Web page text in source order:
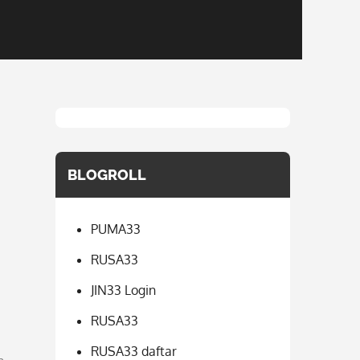
BLOGROLL
PUMA33
RUSA33
JIN33 Login
RUSA33
RUSA33 daftar